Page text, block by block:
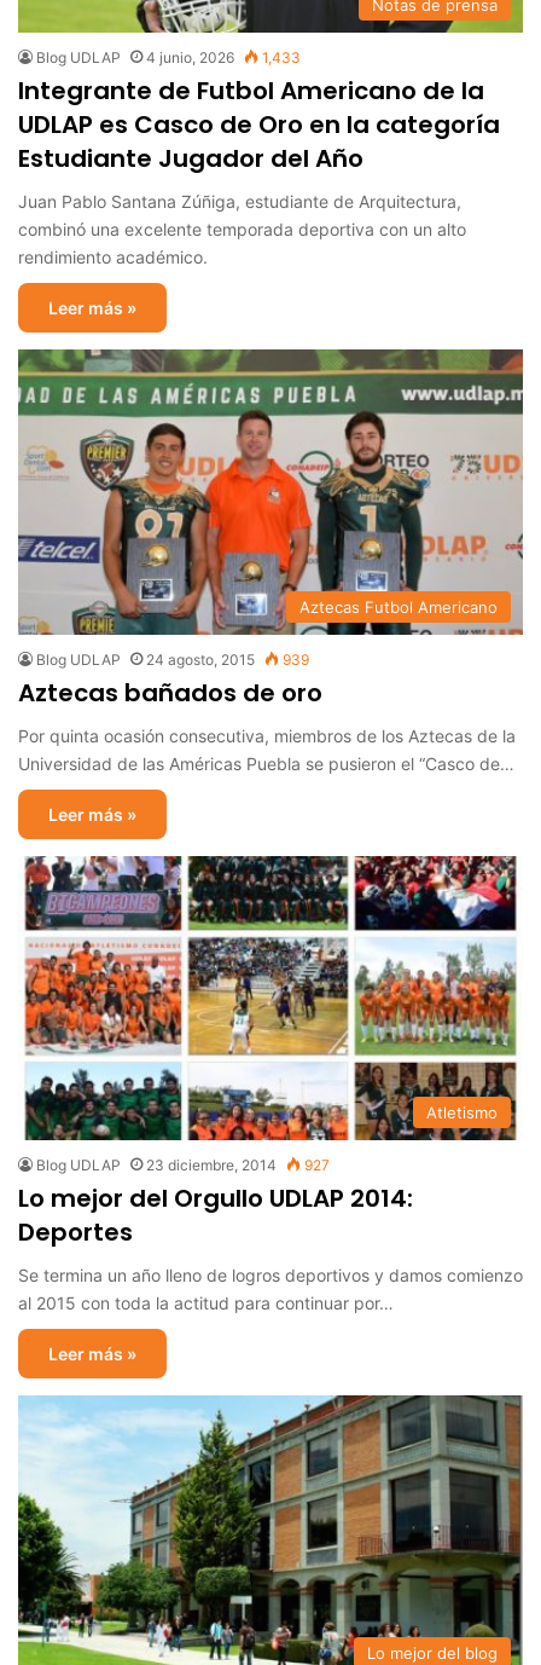
Notas de prensa
Blog UDLAP 4 junio, 2026 1,433
Integrante de Futbol Americano de la
UDLAP es Casco de Oro en la categoría
Estudiante Jugador del Año
Juan Pablo Santana Zúñiga, estudiante de Arquitectura,
combinó una excelente temporada deportiva con un alto
rendimiento académico.
Leer más »
Aztecas Futbol Americano
Blog UDLAP 24 agosto, 2015 939
Aztecas bañados de oro
Por quinta ocasión consecutiva, miembros de los Aztecas de la
Universidad de las Américas Puebla se pusieron el “Casco de…
Leer más »
Atletismo
Blog UDLAP 23 diciembre, 2014 927
Lo mejor del Orgullo UDLAP 2014:
Deportes
Se termina un año lleno de logros deportivos y damos comienzo
al 2015 con toda la actitud para continuar por…
Leer más »
Lo mejor del blog